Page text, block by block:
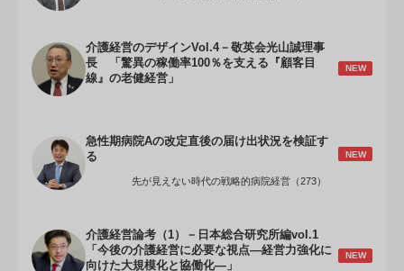
介護経営のデザインVol.4－敬英会光山誠理事
長 「驚異の稼働率100％を支える『顧客目
線』の老健経営」
NEW
急性期病院Aの改定直後の届け出状況を検証す
る
NEW
先が見えない時代の戦略的病院経営（273）
介護経営論考（1）－日本総合研究所編vol.1
「今後の介護経営に必要な視点―経営力強化に
向けた大規模化と協働化―」
NEW